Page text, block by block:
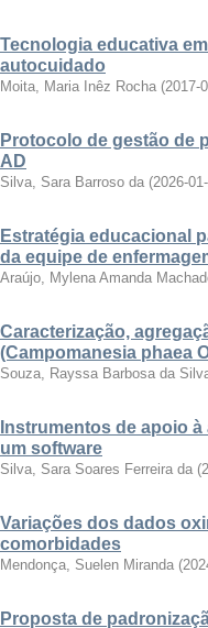
Tecnologia educativa
autocuidado
Moita, Maria Inêz Rocha (2017-
Protocolo de gestão de
AD
Silva, Sara Barroso da (2026-
Estratégia educacional
da equipe de
Araújo, Mylena Amanda
Caracterização,
(Campomanesia phaea
Souza, Rayssa Barbosa da
Instrumentos de apoio
um software
Silva, Sara Soares Ferreira da (
Variações dos dados
comorbidades
Mendonça, Suelen Miranda (
Proposta de